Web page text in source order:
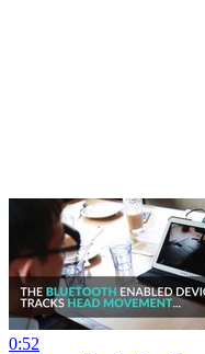
0:52